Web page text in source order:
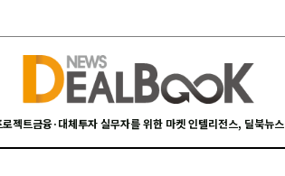
로젝트금융·대체투자 실무자를 위한 마켓 인텔리전스, 딜북뉴스